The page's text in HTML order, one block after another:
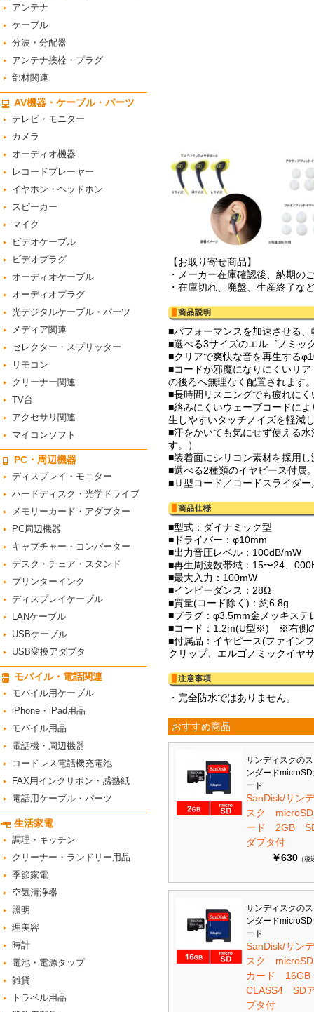
アンテナ
ケーブル
分波・分配器
アンテナ接栓・プラグ
部材関連
AV機器・ケーブル・パーツ
テレビ・モニター
カメラ
オーディオ機器
レコードプレーヤー
イヤホン・ヘッドホン
スピーカー
マイク
ビデオケーブル
ビデオプラグ
オーディオケーブル
オーディオプラグ
光デジタルケーブル・パーツ
メディア関連
セレクター・スプリッター
リモコン
クリーナー関連
TV台
アクセサリ関連
マイコンソフト
PC・周辺機器
ディスプレイ・モニター
ハードディスク・光学ドライブ
メモリーカード・アダプター
PC周辺機器
キャプチャー・コンバーター
デスク・チェア・スタンド
プリンターインク
ディスプレイケーブル
LANケーブル
USBケーブル
USB変換アダプタ
モバイル・電話関連
モバイル用ケーブル
iPhone・iPad用品
モバイル用品
電話機・周辺機器
コードレス電話機充電池
FAX用インクリボン・感熱紙
電話用ケーブル・パーツ
生活家電
調理・キッチン
クリーナー・ランドリー用品
季節家電
空気清浄器
照明
理美容
時計
電池・電源タップ
雑貨
トラベル用品
【お取り寄せ商品】
・メーカー在庫確認後、納期の
・在庫切れ、廃盤、生産終了な
■パフォーマンスを加速させる
■選べる3サイズのエルゴノミッ
■クリアで爽快な音を再生する
■コードが邪魔になりにくいリ
の後ろへ無理なく配置されます
■長時間リスニングでも疲れに
■絡みにくいウェーブコードに
生しやすいタッチノイズを軽減
■汗をかいても気にせず使える
す。）
■装着面にシリコン素材を採用
■選べる2種類のイヤピース付属
■Ｕ型コード／コードスライダ
■型式：ダイナミック型
■ドライバー：φ10mm
■出力音圧レベル：100dB/mW
■再生周波数帯域：15〜24、
■最大入力：100mW
■インピーダンス：28Ω
■質量(コード除く)：約6.8g
■プラグ：φ3.5mm金メッキステ
■コード：1.2m(U型※) ※右側
■付属品：イヤピース(ファイン
クリップ、エルゴノミックイヤ
・完全防水ではありません。
おすすめ商品
サンディスクの
ンダード
ード
SanDisk/サン
スク
ード 2GB
ダプタ付
￥630 （税
サンディスクの
ンダード
ード
SanDisk/サン
スク
カード
CLASS4 SD
プタ付